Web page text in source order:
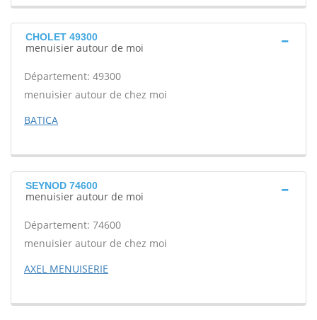
CHOLET 49300
menuisier autour de moi
Département: 49300
menuisier autour de chez moi
BATICA
SEYNOD 74600
menuisier autour de moi
Département: 74600
menuisier autour de chez moi
AXEL MENUISERIE